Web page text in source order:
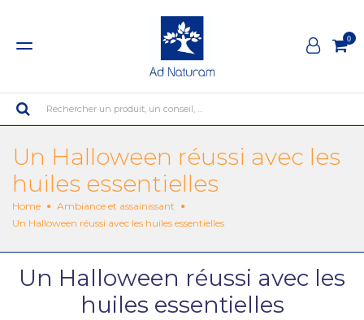
0
Rechercher un produit, un conseil, ...
Un Halloween réussi avec les
huiles essentielles
Home
Ambiance et assainissant
Un Halloween réussi avec les huiles essentielles
Un Halloween réussi avec les
huiles essentielles